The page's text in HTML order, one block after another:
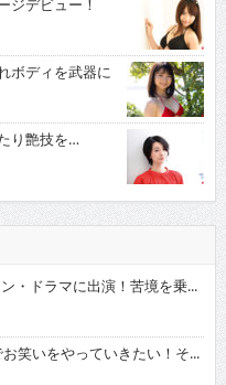
デビュー！
ボディを武器に
り艶技を…
・ドラマに出演！苦境を乗...
笑いをやっていきたい！そ...